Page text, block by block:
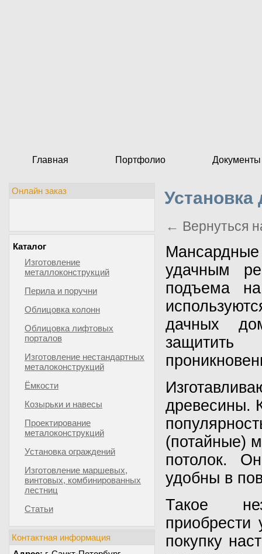
Главная Портфолио Документы
Онлайн заказ
Каталог
Изготовление
металлоконструкций
Перила и поручни
Облицовка колонн
Облицовка лифтовых
порталов
Изготовление нестандартных
металоконструкций
Ёмкости
Козырьки и навесы
Проектирование
металоконструкций
Установка ограждений
Изготовление маршевых,
винтовых, комбинированных
лестниц
Статьи
Контактная информация
← Вернуться
удачным
подъема
дачных
древесины.
(потайные)
потолок.
удобны в
Такое
приобрести
покупку